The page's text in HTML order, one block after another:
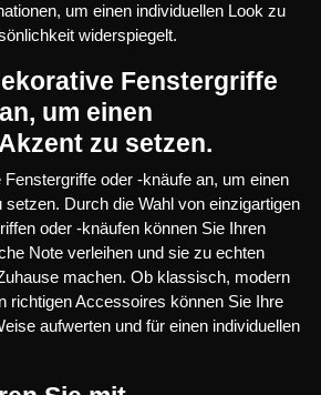
um einen individuellen Look zu
widerspiegelt.
Fenstergriffe
um einen
zu setzen.
oder -knäufe an, um einen
setzen. Durch die Wahl von einzigartigen
oder -knäufen können Sie Ihren
Note verleihen und sie zu echten
machen. Ob klassisch, modern
richtigen Accessoires können Sie Ihre
aufwerten und für einen individuellen